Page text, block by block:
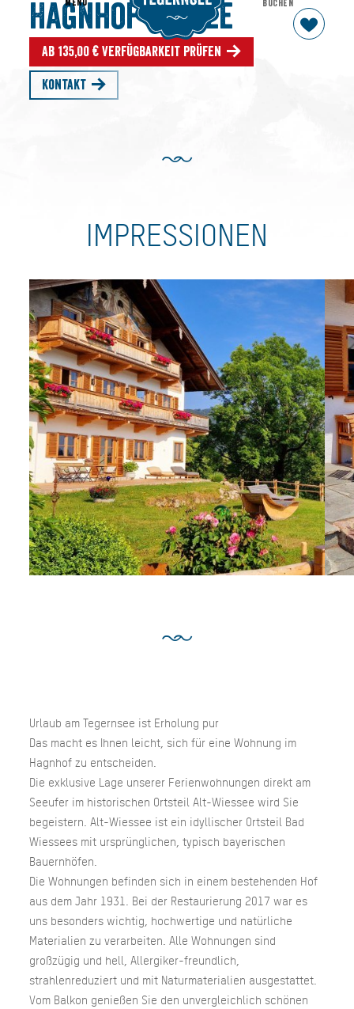
Hagnhof am See
Ab 135,00 € Verfügbarkeit prüfen
Kontakt
IMPRESSIONEN
Urlaub am Tegernsee ist Erholung pur
Das macht es Ihnen leicht, sich für eine Wohnung im
Hagnhof zu entscheiden.
Die exklusive Lage unserer Ferienwohnungen direkt am
Seeufer im historischen Ortsteil Alt-Wiessee wird Sie
begeistern. Alt-Wiessee ist ein idyllischer Ortsteil Bad
Wiessees mit ursprünglichen, typisch bayerischen
Bauernhöfen.
Die Wohnungen befinden sich in einem bestehenden Hof
aus dem Jahr 1931. Bei der Restaurierung 2017 war es
uns besonders wichtig, hochwertige und natürliche
Materialien zu verarbeiten. Alle Wohnungen sind
großzügig und hell, Allergiker-freundlich,
strahlenreduziert und mit Naturmaterialien ausgestattet.
Vom Balkon genießen Sie den unvergleichlich schönen
MENU BUCHEN